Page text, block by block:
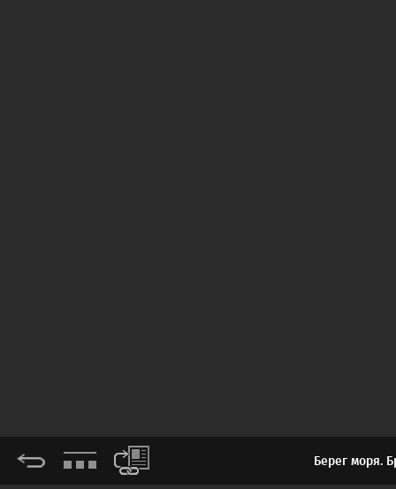
Берег моря.